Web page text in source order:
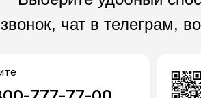
звонок, чат в телеграм,